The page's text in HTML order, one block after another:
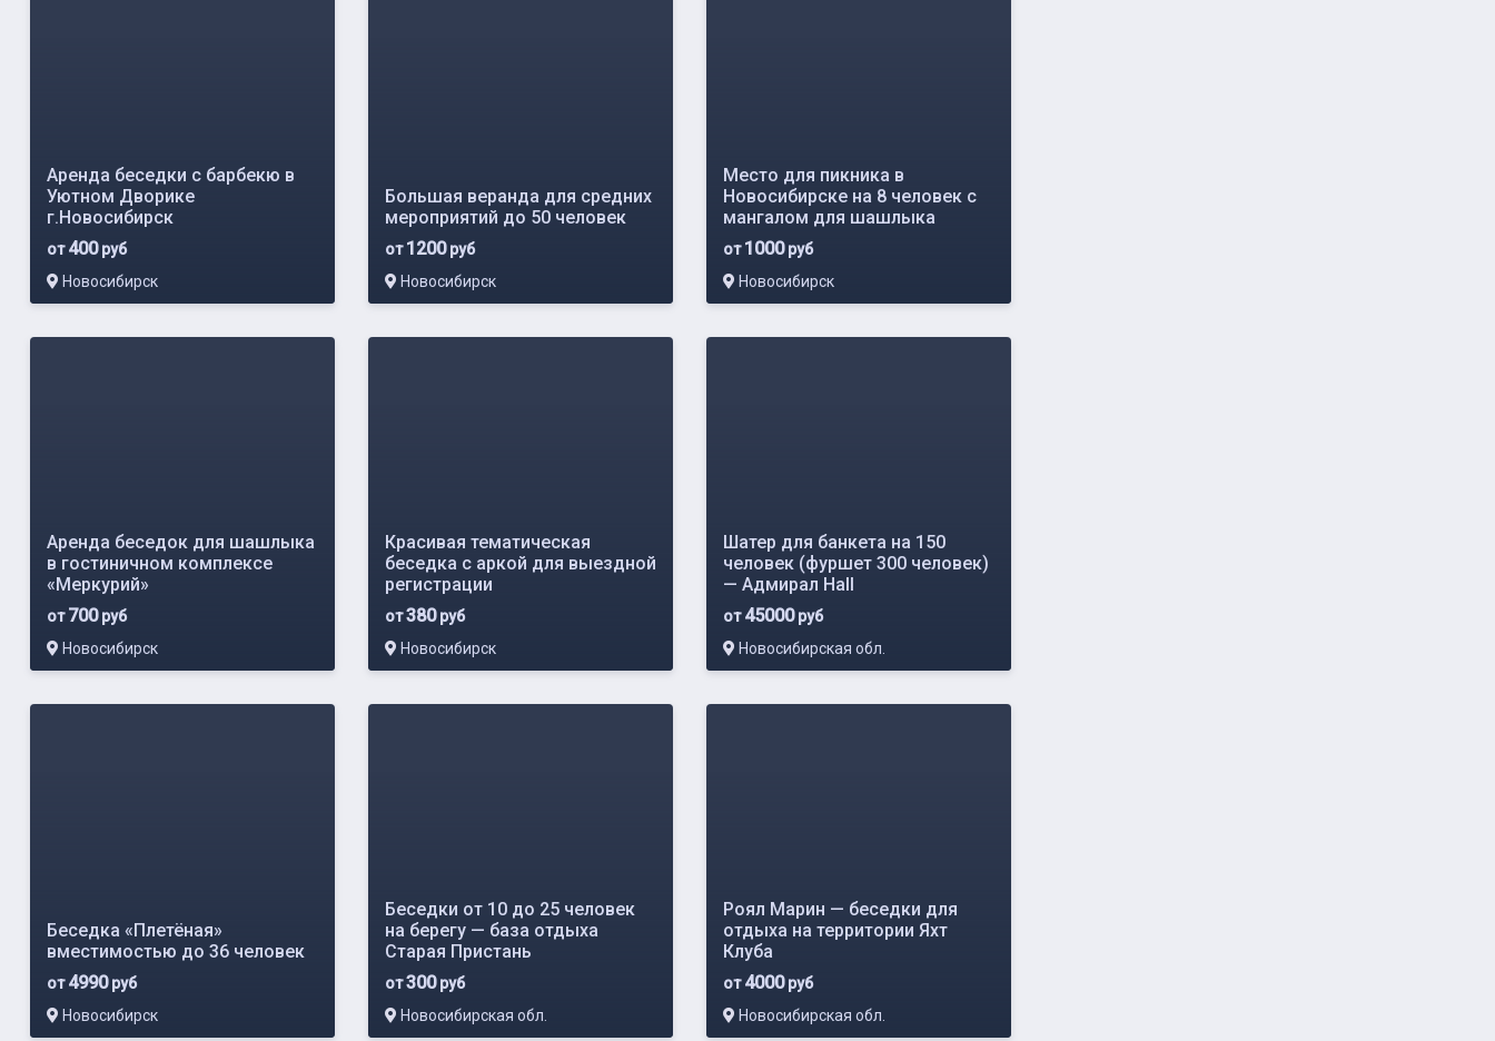
Аренда беседки с барбекю в
Уютном Дворике
г.Новосибирск
от400руб
Новосибирск
Большая веранда для средних
мероприятий до 50 человек
от1200руб
Новосибирск
Место для пикника в
Новосибирске на 8 человек с
мангалом для шашлыка
от1000руб
Новосибирск
Аренда беседок для шашлыка
в гостиничном комплексе
«Меркурий»
от700руб
Новосибирск
Красивая тематическая
беседка с аркой для выездной
регистрации
от380руб
Новосибирск
Шатер для банкета на 150
человек (фуршет 300 человек)
— Адмирал Hall
от45000руб
Новосибирская обл.
Беседка «Плетёная»
вместимостью до 36 человек
от4990руб
Новосибирск
Беседки от 10 до 25 человек
на берегу — база отдыха
Старая Пристань
от300руб
Новосибирская обл.
Роял Марин — беседки для
отдыха на территории Яхт
Клуба
от4000руб
Новосибирская обл.